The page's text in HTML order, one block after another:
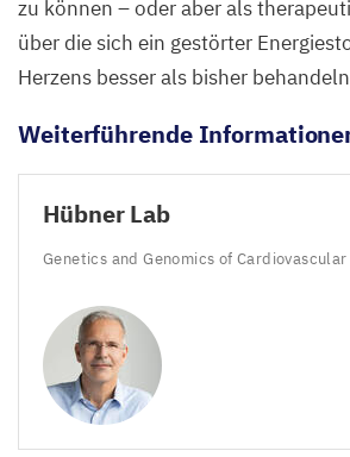
den
Mitochondrien
blau
zu sehen.
Franziska
zu können – oder aber als
über die sich ein gestörter
Herzens besser als bisher
Weiterführende
Hübner Lab
Genetics and Genomics of Cardiovascular